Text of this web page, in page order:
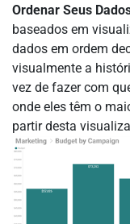
Ordenar Seus
baseados em
dados em ordem
visualmente a
vez de fazer com
onde eles têm o
partir desta